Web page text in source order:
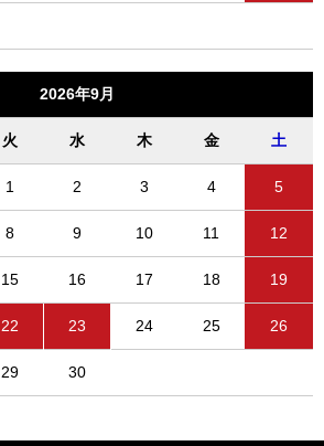
2026年9月
火 水 木 金 土
1 2 3 4 5
8 9 10 11 12
15 16 17 18 19
22 23 24 25 26
29 30